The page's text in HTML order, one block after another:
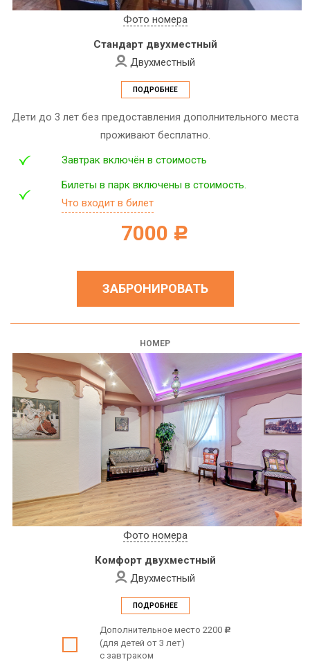
Фото номера
Стандарт двухместный
Двухместный
ПОДРОБНЕЕ
Дети до 3 лет без предоставления дополнительного места
проживают бесплатно.
Завтрак включён в стоимость
Билеты в парк включены в стоимость.
Что входит в билет
7000 c
ЗАБРОНИРОВАТЬ
НОМЕР
Фото номера
Комфорт двухместный
Двухместный
ПОДРОБНЕЕ
Дополнительное место 2200 c
(для детей от 3 лет)
с завтраком